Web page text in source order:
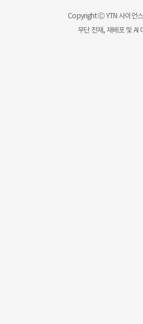
Copyright Ⓒ YTN 사이언스
무단 전재, 재배포 및 AI